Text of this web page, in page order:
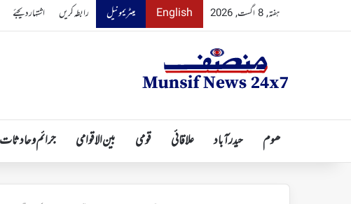
ہفتہ, 8 اگست, 2026 English میٹریمونیل رابطہ کریں اشتہار دیجئے
ھوم حیدرآباد علاقائی قومی بین الاقوامی جرائم و حادثات